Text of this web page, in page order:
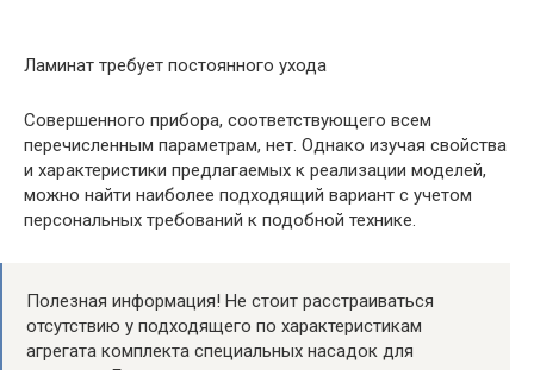
Ламинат требует постоянного ухода
Совершенного прибора, соответствующего всем
перечисленным параметрам, нет. Однако изучая свойства
и характеристики предлагаемых к реализации моделей,
можно найти наиболее подходящий вариант с учетом
персональных требований к подобной технике.
Полезная информация! Не стоит расстраиваться
отсутствию у подходящего по характеристикам
агрегата комплекта специальных насадок для